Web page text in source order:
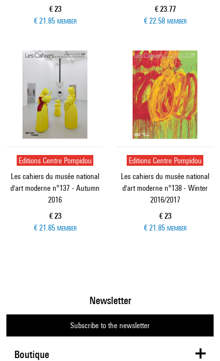
Current price
€ 23
€ 21.85 MEMBER
Current price
€ 23.77
€ 22.58 MEMBER
Editions Centre Pompidou
Les cahiers du musée national
d'art moderne n°137 - Autumn
2016
Current price
€ 23
€ 21.85 MEMBER
Editions Centre Pompidou
Les cahiers du musée national
d'art moderne n°138 - Winter
2016/2017
Current price
€ 23
€ 21.85 MEMBER
Boutique
Newsletter
Subscribe to the newsletter